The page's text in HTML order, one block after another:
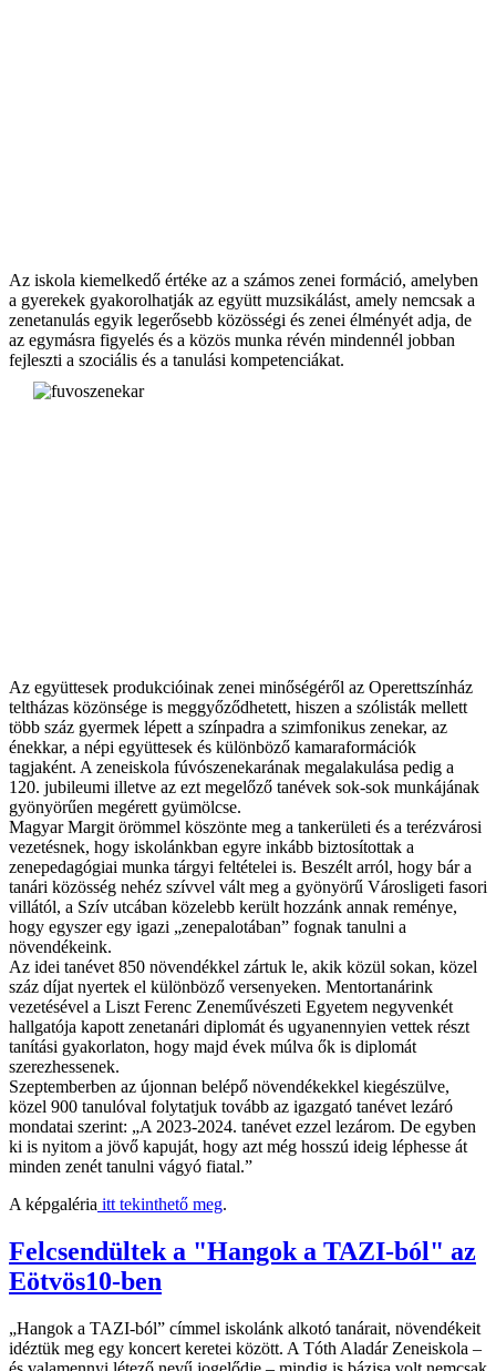
Az iskola kiemelkedő értéke az a számos zenei formáció, amelyben
a gyerekek gyakorolhatják az együtt muzsikálást, amely nemcsak a
zenetanulás egyik legerősebb közösségi és zenei élményét adja, de
az egymásra figyelés és a közös munka révén mindennél jobban
fejleszti a szociális és a tanulási kompetenciákat.
Az együttesek produkcióinak zenei minőségéről az Operettszínház
teltházas közönsége is meggyőződhetett, hiszen a szólisták mellett
több száz gyermek lépett a színpadra a szimfonikus zenekar, az
énekkar, a népi együttesek és különböző kamaraformációk
tagjaként. A zeneiskola fúvószenekarának megalakulása pedig a
120. jubileumi illetve az ezt megelőző tanévek sok-sok munkájának
gyönyörűen megérett gyümölcse.
Magyar Margit örömmel köszönte meg a tankerületi és a terézvárosi
vezetésnek, hogy iskolánkban egyre inkább biztosítottak a
zenepedagógiai munka tárgyi feltételei is. Beszélt arról, hogy bár a
tanári közösség nehéz szívvel vált meg a gyönyörű Városligeti fasori
villától, a Szív utcában közelebb került hozzánk annak reménye,
hogy egyszer egy igazi „zenepalotában” fognak tanulni a
növendékeink.
Az idei tanévet 850 növendékkel zártuk le, akik közül sokan, közel
száz díjat nyertek el különböző versenyeken. Mentortanárink
vezetésével a Liszt Ferenc Zeneművészeti Egyetem negyvenkét
hallgatója kapott zenetanári diplomát és ugyanennyien vettek részt
tanítási gyakorlaton, hogy majd évek múlva ők is diplomát
szerezhessenek.
Szeptemberben az újonnan belépő növendékekkel kiegészülve,
közel 900 tanulóval folytatjuk tovább az igazgató tanévet lezáró
mondatai szerint: „A 2023-2024. tanévet ezzel lezárom. De egyben
ki is nyitom a jövő kapuját, hogy azt még hosszú ideig léphesse át
minden zenét tanulni vágyó fiatal.”
A képgaléria itt tekinthető meg.
Felcsendültek a "Hangok a TAZI-ból" az
Eötvös10-ben
„Hangok a TAZI-ból” címmel iskolánk alkotó tanárait, növendékeit
idéztük meg egy koncert keretei között. A Tóth Aladár Zeneiskola –